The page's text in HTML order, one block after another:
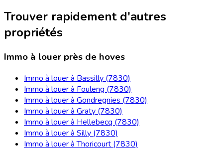
Trouver rapidement d'autres
propriétés
Immo à louer près de hoves
Immo à louer à Bassilly (7830)
Immo à louer à Fouleng (7830)
Immo à louer à Gondregnies (7830)
Immo à louer à Graty (7830)
Immo à louer à Hellebecq (7830)
Immo à louer à Silly (7830)
Immo à louer à Thoricourt (7830)